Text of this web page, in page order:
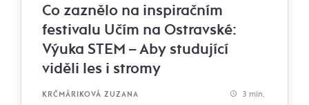
Co zaznělo na inspiračním
festivalu Učím na Ostravské:
Výuka STEM – Aby studující
viděli les i stromy
KRČMÁRIKOVÁ ZUZANA 3 min.